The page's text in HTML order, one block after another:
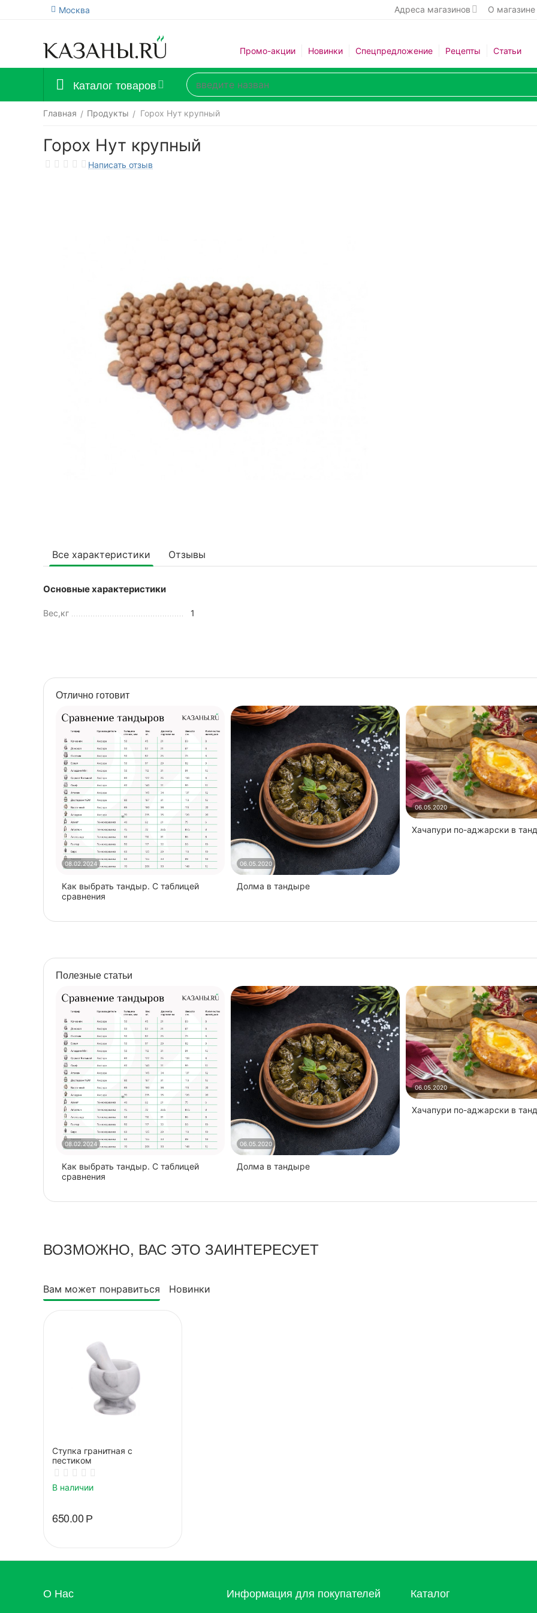
Москва Адреса магазинов О магазине
Промо-акции Новинки Спецпредложение Рецепты Статьи
Каталог товаров
Главная / Продукты / Горох Нут крупный
Горох Нут крупный
Написать отзыв
Все характеристики Отзывы
Основные характеристики
Вес,кг 1
Отлично готовит
08.02.2024
Как выбрать тандыр. С таблицей
сравнения
06.05.2020
​Долма в тандыре
06.05.2020
Хачапури по-аджарски в
Полезные статьи
08.02.2024
Как выбрать тандыр. С таблицей
сравнения
06.05.2020
​Долма в тандыре
06.05.2020
Хачапури по-аджарски в
ВОЗМОЖНО, ВАС ЭТО ЗАИНТЕРЕСУЕТ
Вам может понравиться Новинки
Ступка гранитная с
пестиком
В наличии
650.00Р
О Нас Информация для покупателей Каталог